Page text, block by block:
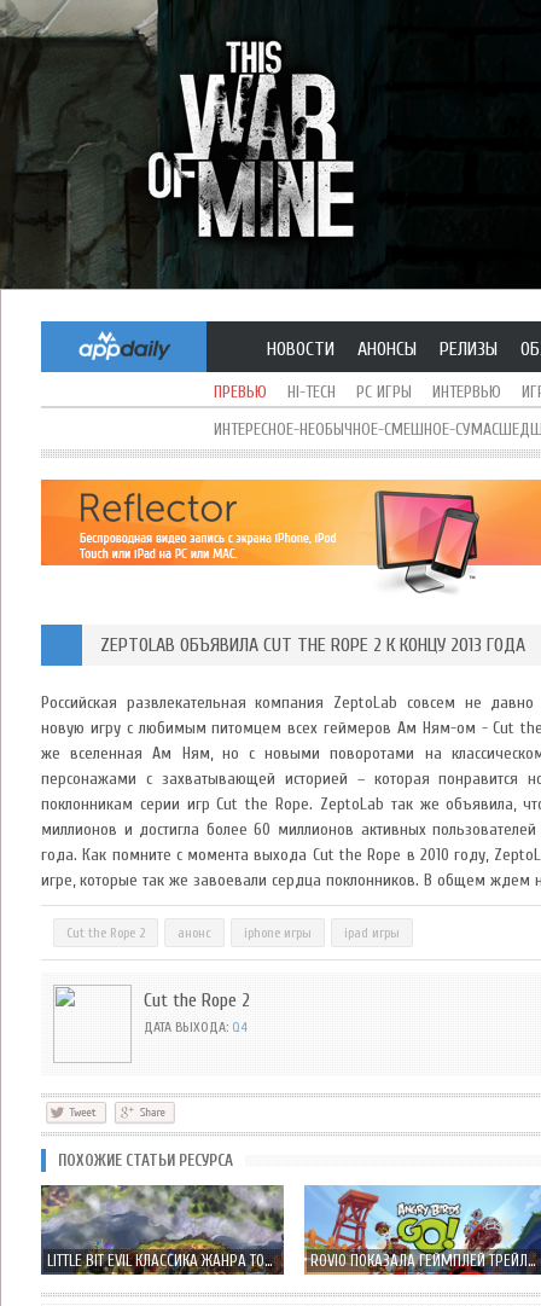
НОВОСТИ АНОНСЫ РЕЛИЗЫ
ПРЕВЬЮ HI-TECH PC ИГРЫ ИНТЕРВЬЮ
ИНТЕРЕСНОЕ-НЕОБЫЧНОЕ-СМЕШНОЕ-
ZEPTOLAB ОБЪЯВИЛА CUT THE ROPE 2 К КОНЦУ 2013 ГОДА
Российская развлекательная компания ZeptoLab совсем не
новую игру с любимым питомцем всех геймеров Ам Ням-ом - Cut
же вселенная Ам Ням, но с новыми поворотами на
персонажами с захватывающей историей – которая
поклонникам серии игр Cut the Rope. ZeptoLab так же объявила,
миллионов и достигла более 60 миллионов активных
года. Как помните с момента выхода Cut the Rope в 2010 году,
игре, которые так же завоевали сердца поклонников. В общем ждем
Cut the Rope 2 анонс iphone игры ipad игры
Cut the Rope 2
ДАТА ВЫХОДА: Q4
ПОХОЖИЕ СТАТЬИ РЕСУРСА
LITTLE BIT EVIL КЛАССИКА ЖАНРА TOWER DEFENSE НА СТОРОНЕ ЗЛА, А НЕ ДОБРА ROVIO ПОКАЗАЛА ГЕЙМПЛЕЙ ТРЕЙЛЕР ANGRY BIRDS GO! – НУ ЧТО-ТО НОВОЕ…